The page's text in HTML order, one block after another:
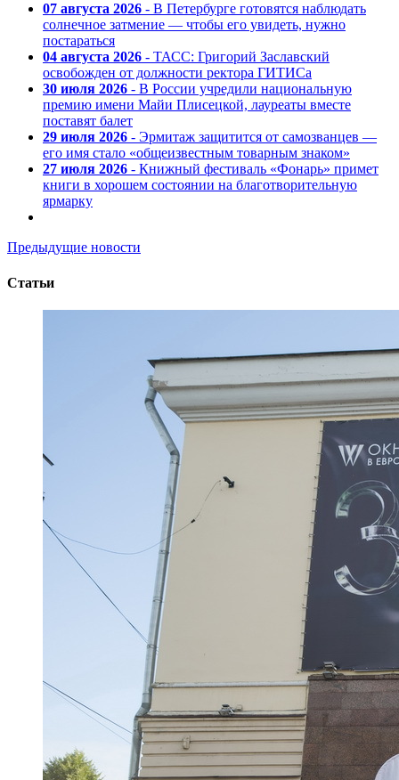
07 августа 2026 - В Петербурге готовятся наблюдать
солнечное затмение — чтобы его увидеть, нужно
постараться
04 августа 2026 - ТАСС: Григорий Заславский
освобожден от должности ректора ГИТИСа
30 июля 2026 - В России учредили национальную
премию имени Майи Плисецкой, лауреаты вместе
поставят балет
29 июля 2026 - Эрмитаж защитится от самозванцев —
его имя стало «общеизвестным товарным знаком»
27 июля 2026 - Книжный фестиваль «Фонарь» примет
книги в хорошем состоянии на благотворительную
ярмарку
Предыдущие новости
Статьи